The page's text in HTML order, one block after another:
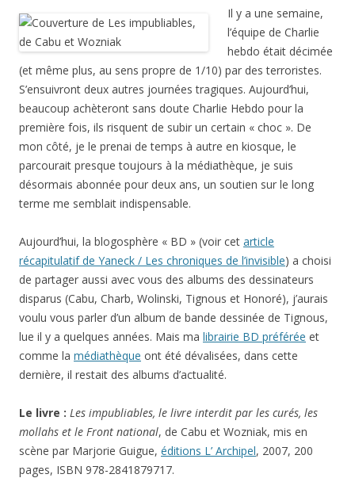
Il y a une semaine,
l’équipe de Charlie
hebdo était décimée
(et même plus, au sens propre de 1/10) par des terroristes.
S’ensuivront deux autres journées tragiques. Aujourd’hui,
beaucoup achèteront sans doute Charlie Hebdo pour la
première fois, ils risquent de subir un certain « choc ». De
mon côté, je le prenai de temps à autre en kiosque, le
parcourait presque toujours à la médiathèque, je suis
désormais abonnée pour deux ans, un soutien sur le long
terme me semblait indispensable.
Aujourd’hui, la blogosphère « BD » (voir cet article
récapitulatif de Yaneck / Les chroniques de l’invisible) a choisi
de partager aussi avec vous des albums des dessinateurs
disparus (Cabu, Charb, Wolinski, Tignous et Honoré), j’aurais
voulu vous parler d’un album de bande dessinée de Tignous,
lue il y a quelques années. Mais ma librairie BD préférée et
comme la médiathèque ont été dévalisées, dans cette
dernière, il restait des albums d’actualité.
Le livre : Les impubliables, le livre interdit par les curés, les
mollahs et le Front national, de Cabu et Wozniak, mis en
scène par Marjorie Guigue, éditions L’ Archipel, 2007, 200
pages, ISBN 978-2841879717.